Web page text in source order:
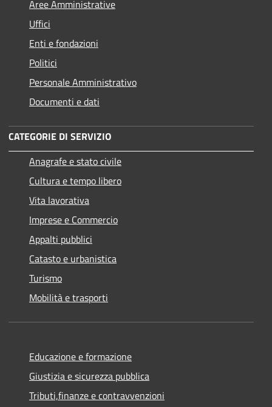
Aree Amministrative
Uffici
Enti e fondazioni
Politici
Personale Amministrativo
Documenti e dati
CATEGORIE DI SERVIZIO
Anagrafe e stato civile
Cultura e tempo libero
Vita lavorativa
Imprese e Commercio
Appalti pubblici
Catasto e urbanistica
Turismo
Mobilità e trasporti
Educazione e formazione
Giustizia e sicurezza pubblica
Tributi,finanze e contravvenzioni